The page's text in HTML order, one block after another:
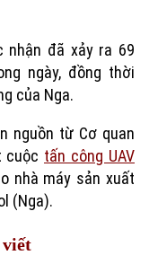
nhận đã xảy ra 69
ngày, đồng thời
của Nga.
nguồn từ Cơ quan
cuộc tấn công UAV
nhà máy sản xuất
(Nga).
viết